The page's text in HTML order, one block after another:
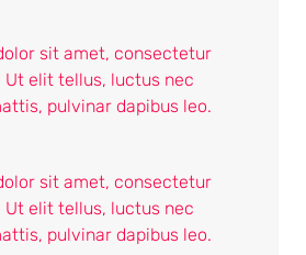
sit amet, consectetur
elit tellus, luctus nec
pulvinar dapibus leo.
sit amet, consectetur
elit tellus, luctus nec
pulvinar dapibus leo.